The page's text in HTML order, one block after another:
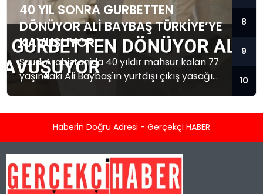
40 YIL SONRA GURBETTEN
DÖNÜYOR ALI BAYBAŞ TÜRKIYE’YE
KAVUŞUYOR
Suudi Arabistan'da 40 yıldır mahsur kalan 77
yaşındaki Ali Baybaş'ın yurtdışı çıkış yasağı
8
9
10
Haberin Doğru Adresi - Gerçekçi HABER